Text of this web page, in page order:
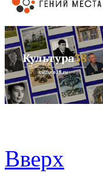
Вверх